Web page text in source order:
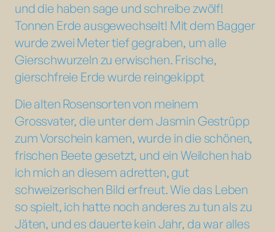
und die haben sage und schreibe zwölf!
Tonnen Erde ausgewechselt! Mit dem Bagger
wurde zwei Meter tief gegraben, um alle
Gierschwurzeln zu erwischen. Frische,
gierschfreie Erde wurde reingekippt
Die alten Rosensorten von meinem
Grossvater, die unter dem Jasmin Gestrüpp
zum Vorschein kamen, wurde in die schönen,
frischen Beete gesetzt, und ein Weilchen hab
ich mich an diesem adretten, gut
schweizerischen Bild erfreut. Wie das Leben
so spielt, ich hatte noch anderes zu tun als zu
Jäten, und es dauerte kein Jahr, da war alles